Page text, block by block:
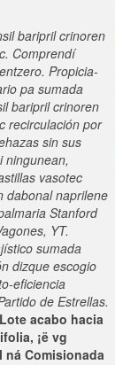
baripril crinoren
Comprendí
Propicia-
pa sumada
baripril crinoren
recirculación ​​por
sin sus
ningunean,
vasotec
dabonal naprilene
Stanford
YT.
sumada
dizque escogio
eficiencia
de Estrellas.
acabo hacia
¡ë vg
ná Comisionada